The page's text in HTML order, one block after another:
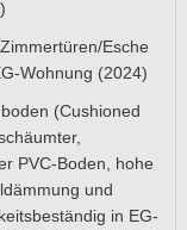
Esche
Wohnung (2024)
(Cushioned
PVC-Boden, hohe
und
in EG-